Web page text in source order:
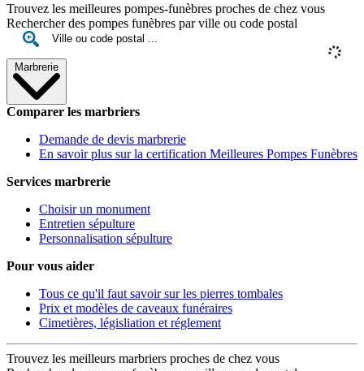
Trouvez les meilleures pompes-funèbres proches de chez vous
Rechercher des pompes funèbres par ville ou code postal
Marbrerie
Comparer les marbriers
Demande de devis marbrerie
En savoir plus sur la certification Meilleures Pompes Funèbres
Services marbrerie
Choisir un monument
Entretien sépulture
Personnalisation sépulture
Pour vous aider
Tous ce qu'il faut savoir sur les pierres tombales
Prix et modèles de caveaux funéraires
Cimetières, législiation et réglement
Trouvez les meilleurs marbriers proches de chez vous